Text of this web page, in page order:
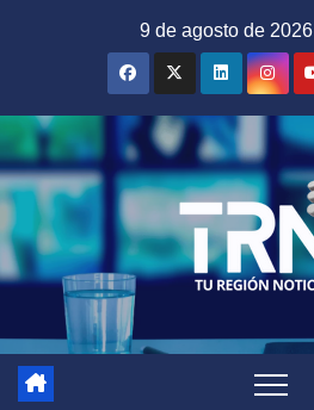
9 de agosto de 2026